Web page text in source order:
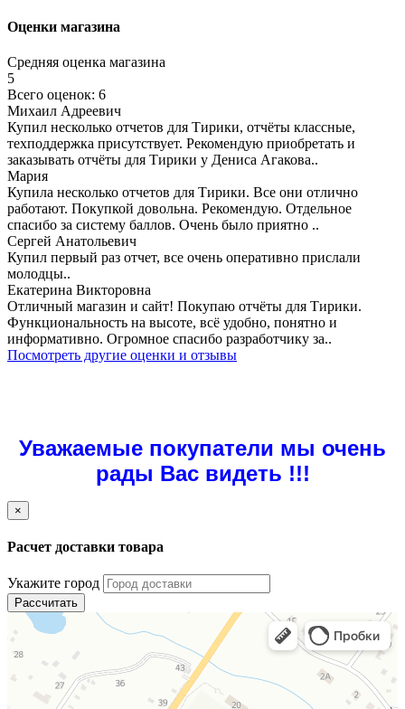
Оценки магазина
Средняя оценка магазина
5
Всего оценок: 6
Михаил Адреевич
Купил несколько отчетов для Тирики, отчёты классные,
техподдержка присутствует. Рекомендую приобретать и
заказывать отчёты для Тирики у Дениса Агакова..
Мария
Купила несколько отчетов для Тирики. Все они отлично
работают. Покупкой довольна. Рекомендую. Отдельное
спасибо за систему баллов. Очень было приятно ..
Сергей Анатольевич
Купил первый раз отчет, все очень оперативно прислали
молодцы..
Екатерина Викторовна
Отличный магазин и сайт! Покупаю отчёты для Тирики.
Функциональность на высоте, всё удобно, понятно и
информативно. Огромное спасибо разработчику за..
Посмотреть другие оценки и отзывы
Уважаемые покупатели мы очень
рады Вас видеть !!!
×
Расчет доставки товара
Укажите город
Рассчитать